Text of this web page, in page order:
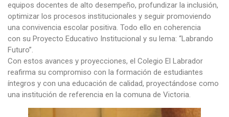
equipos docentes de alto desempeño, profundizar la inclusión,
optimizar los procesos institucionales y seguir promoviendo
una convivencia escolar positiva. Todo ello en coherencia
con su Proyecto Educativo Institucional y su lema: “Labrando
Futuro”.
Con estos avances y proyecciones, el Colegio El Labrador
reafirma su compromiso con la formación de estudiantes
íntegros y con una educación de calidad, proyectándose como
una institución de referencia en la comuna de Victoria.